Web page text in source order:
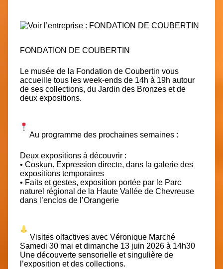
FONDATION DE COUBERTIN
Le musée de la Fondation de Coubertin vous
accueille tous les week-ends de 14h à 19h autour
de ses collections, du Jardin des Bronzes et de
deux expositions.
Au programme des prochaines semaines :
Deux expositions à découvrir :
• Coskun. Expression directe, dans la galerie des
expositions temporaires
• Faits et gestes, exposition portée par le Parc
naturel régional de la Haute Vallée de Chevreuse
dans l’enclos de l’Orangerie
Visites olfactives avec Véronique Marché
Samedi 30 mai et dimanche 13 juin 2026 à 14h30
Une découverte sensorielle et singulière de
l’exposition et des collections.